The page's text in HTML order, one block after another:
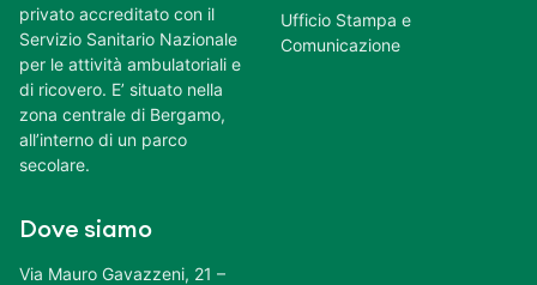
privato accreditato con il
Servizio Sanitario Nazionale
per le attività ambulatoriali e
di ricovero. E’ situato nella
zona centrale di Bergamo,
all’interno di un parco
secolare.
Dove siamo
Via Mauro Gavazzeni, 21 –
Ufficio Stampa e
Comunicazione